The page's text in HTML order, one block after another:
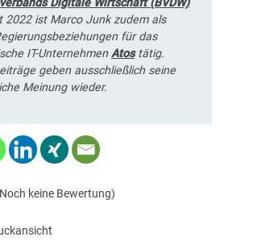
Digitale Wirtschaft (BVDW)
2022 ist Marco Junk zudem als
für das
IT-UnternehmenAtostätig.
geben ausschließlich seine
Meinung wieder.
keine Bewertung)